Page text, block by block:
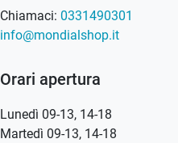
Chiamaci: 0331490301
info@mondialshop.it
Orari apertura
Lunedì 09-13, 14-18
Martedì 09-13, 14-18